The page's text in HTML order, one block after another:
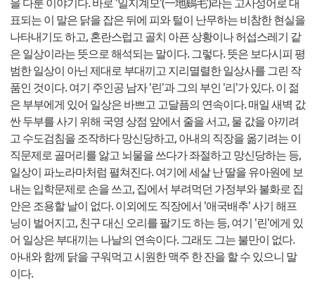
표되는 이 말은 닭을 잡은 뒤에 피와 털이 난무하는 비참한 현실을
나타내기도 하고, 혼란스럽고 골치 아픈 상황이나 허섭스레기 같
은 일상이라는 뜻으로 해석되는 말이다. 그렇다. 뜻은 보다시피 평
범한 일상이 아닌 제대로 부대끼고 지리멸렬한 일상사를 그린 작
품인 것이다. 여기 주인공 남자 '린'과 그의 부인 '리'가 있다. 이 젊
은 부부에게 있어 일상은 바쁘고 고달픔의 연속이다. 매일 새벽 값
싼 두부를 사기 위해 국영 상점 앞에서 줄을 서고, 물 값을 아끼려
고 수도검침을 조작하다 망신당하고, 아내의 직장을 옮기려는 이
직문제로 골머리를 앓고 뇌물을 쓰다가 좌절하고 망신당하는 등,
일상이 파노라마처럼 펼쳐진다. 여기에 세살 난 딸을 유아원에 보
내는 입학문제로 손을 쓰고, 집에서 부려먹던 가정부와 불화로 집
안은 조용할 날이 없다. 이외에도 직장에서 '애국배추' 사기 해프
닝이 벌어지고, 친구 대신 오리를 팔기도 하는 등, 여기 '린'에게 있
어 일상은 부대끼는 나날의 연속이다. 그래도 그는 불만이 없다.
아내와 함께 닭을 구워먹고 시원한 맥주 한 잔을 할 수 있으니 말
이다.